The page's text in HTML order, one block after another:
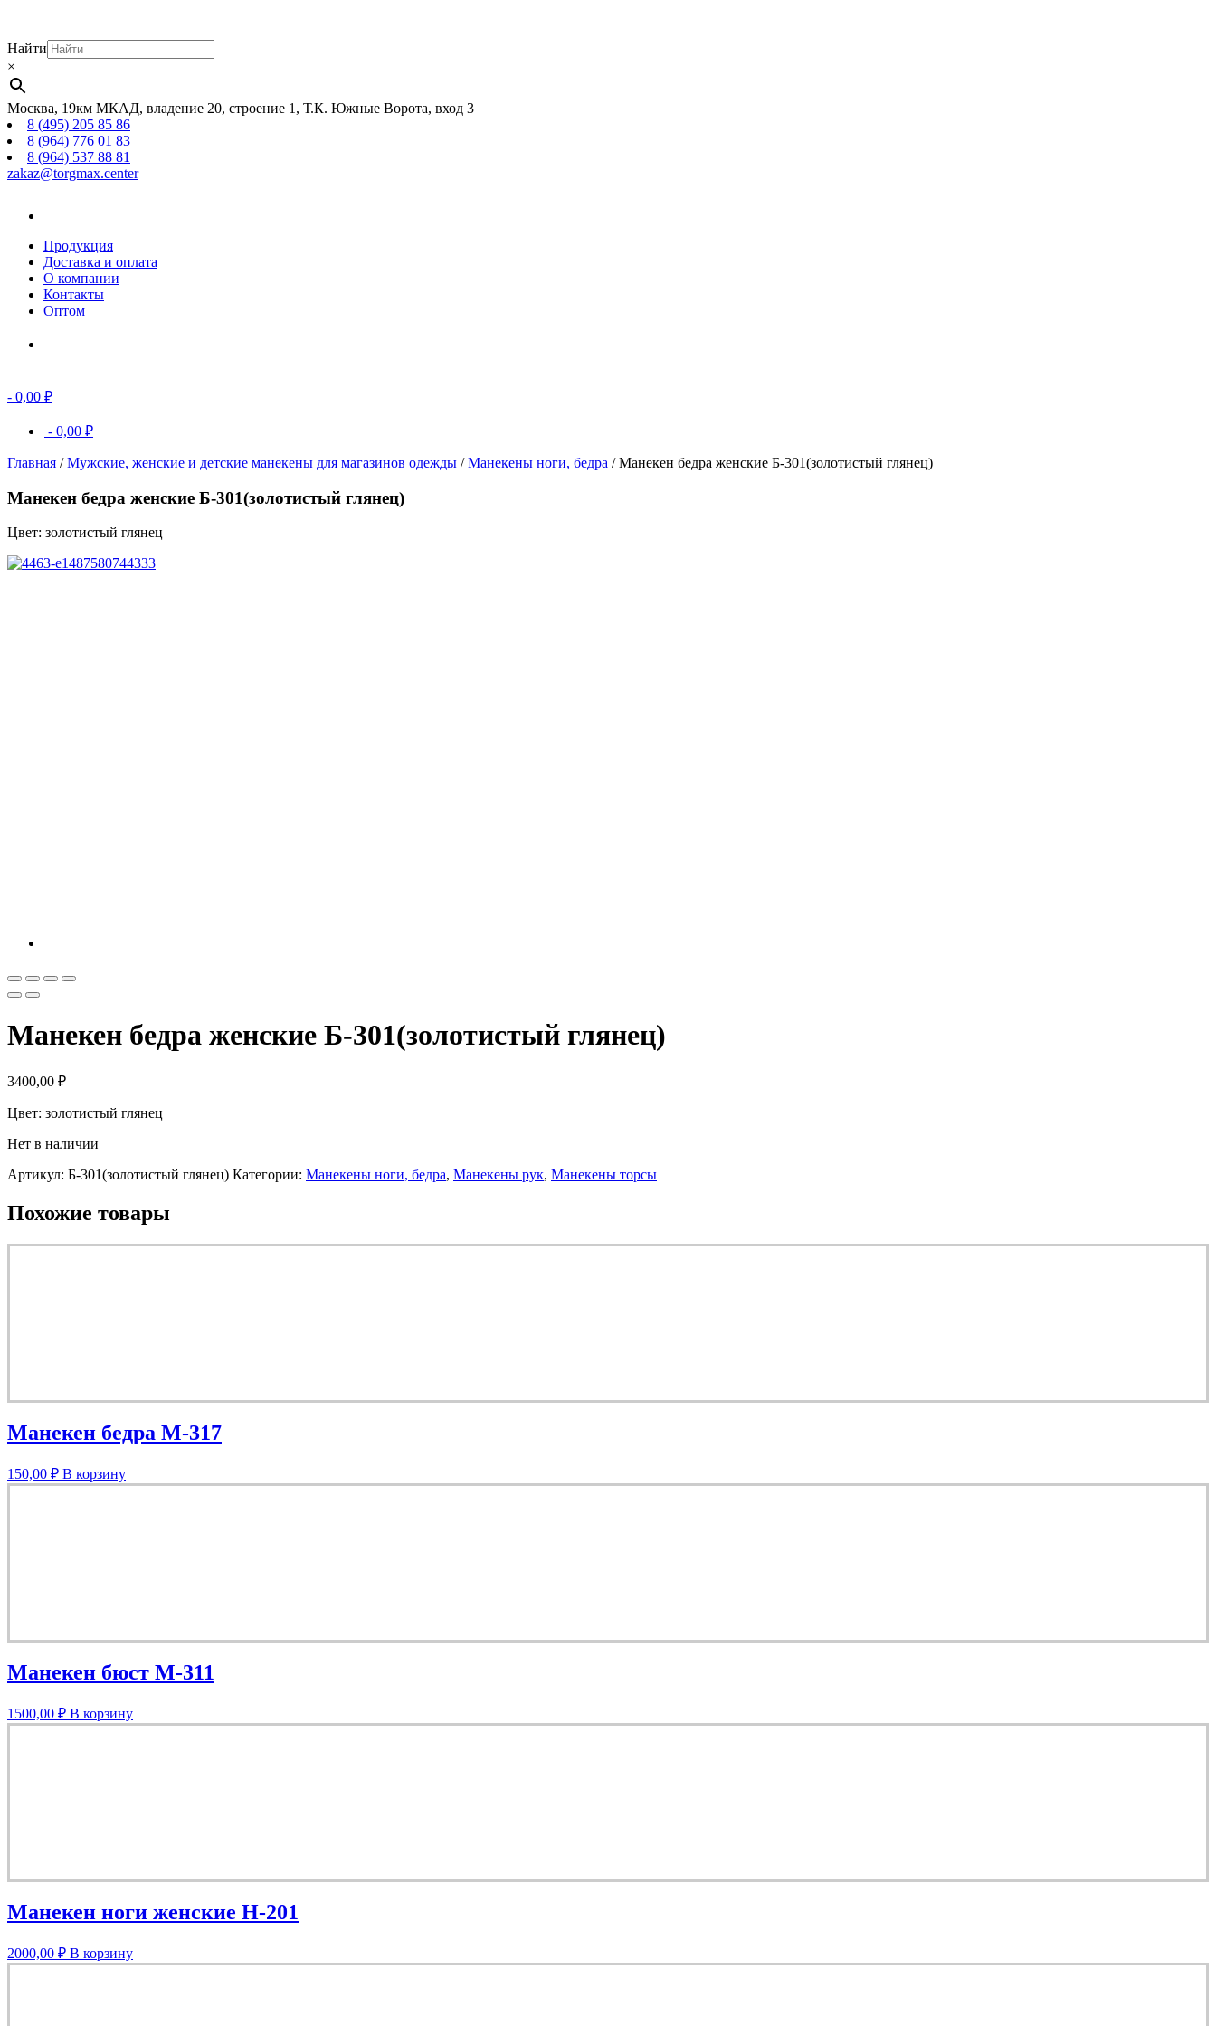
Найти
×
Москва, 19км МКАД, владение 20, строение 1, Т.К. Южные Ворота, вход 3
8 (495) 205 85 86
8 (964) 776 01 83
8 (964) 537 88 81
zakaz@torgmax.center
Продукция
Доставка и оплата
О компании
Контакты
Оптом
- 0,00 ₽
- 0,00 ₽
Главная /Мужские, женские и детские манекены для магазинов одежды /Манекены ноги, бедра / Манекен бедра женские Б-301(золотистый глянец)
Манекен бедра женские Б-301(золотистый глянец)
Цвет: золотистый глянец
Манекен бедра женские Б-301(золотистый глянец)
3400,00 ₽
Цвет: золотистый глянец
Нет в наличии
Артикул: Б-301(золотистый глянец) Категории: Манекены ноги, бедра, Манекены рук, Манекены торсы
Похожие товары
Манекен бедра М-317
150,00 ₽ В корзину
Манекен бюст М-311
1500,00 ₽ В корзину
Манекен ноги женские Н-201
2000,00 ₽ В корзину